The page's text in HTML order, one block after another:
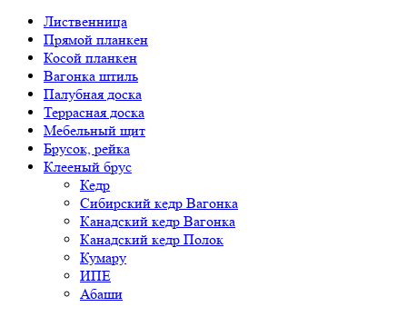
Лиственница
Прямой планкен
Косой планкен
Вагонка штиль
Палубная доска
Террасная доска
Мебельный щит
Брусок, рейка
Клееный брус
Кедр
Сибирский кедр Вагонка
Канадский кедр Вагонка
Канадский кедр Полок
Кумару
ИПЕ
Абаши